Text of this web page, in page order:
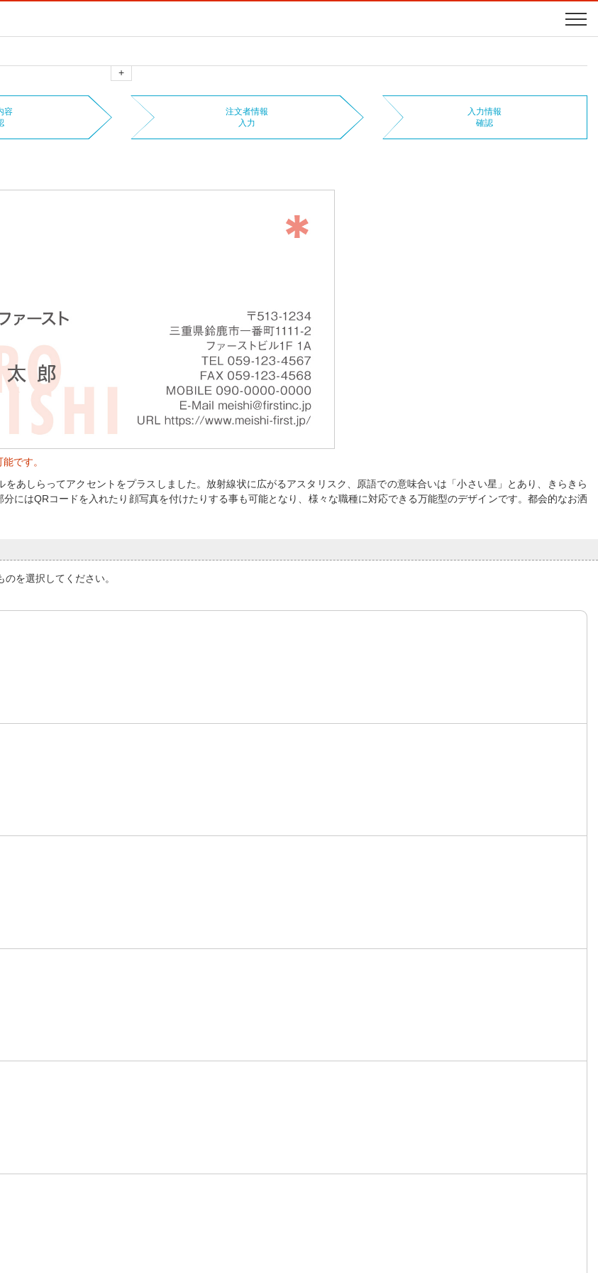
+
容
注文者情報
入力
入力情報
確認
です。
あしらってアクセントをプラスしました。放射線状に広がるアスタリスク、原語での意味合いは「小さい星」とあり、きらきら
にはQRコードを入れたり顔写真を付けたりする事も可能となり、様々な職種に対応できる万能型のデザインです。都会的なお洒
を選択してください。